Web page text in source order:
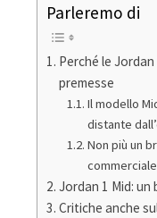
Parleremo di
Perché le
premesse
Il modello
distante
Non più un
commerciale
Jordan 1 Mid: un
Critiche anche